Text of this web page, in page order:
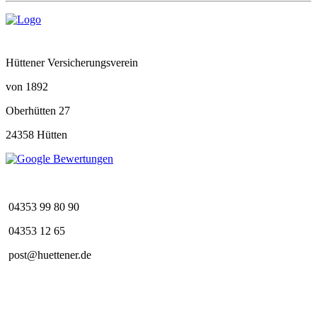
Hüttener Versicherungsverein
von 1892
Oberhütten 27
24358 Hütten
04353 99 80 90
04353 12 65
post@huettener.de